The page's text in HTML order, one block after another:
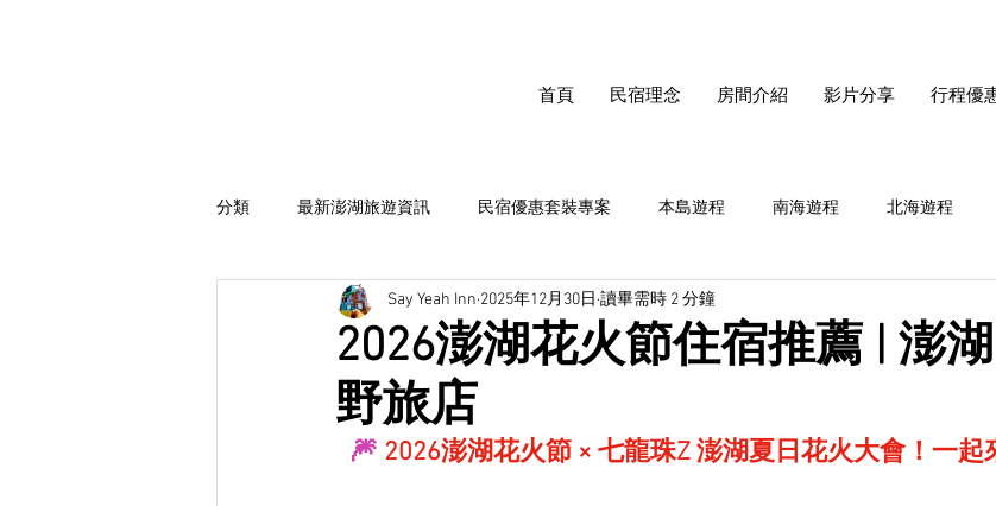
首頁 民宿理念 房間介紹 影片分享 行程優
分類 最新澎湖旅遊資訊 民宿優惠套裝專案 本島遊程 南海遊程 北海遊程
撒野一家
2026澎湖花火節住宿推薦 | 澎
野旅店
Say Yeah Inn 2025年12月30日 讀畢需時 2 分鐘
🎆 2026澎湖花火節 × 七龍珠Z 澎湖夏日花火大會！一